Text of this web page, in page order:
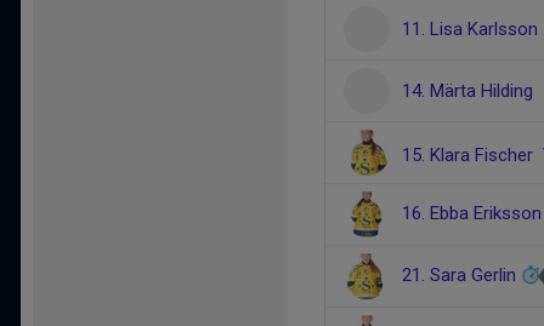
11. Lisa Karlsson
14. Märta Hilding
15. Klara Fischer
16. Ebba Eriksson
21. Sara Gerlin